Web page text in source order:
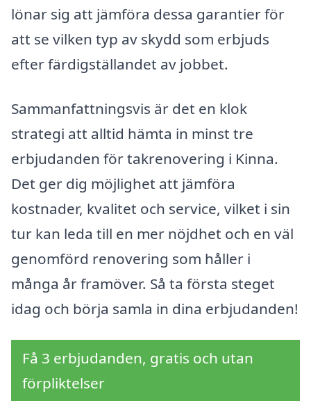
lönar sig att jämföra dessa garantier för
att se vilken typ av skydd som erbjuds
efter färdigställandet av jobbet.
Sammanfattningsvis är det en klok
strategi att alltid hämta in minst tre
erbjudanden för takrenovering i Kinna.
Det ger dig möjlighet att jämföra
kostnader, kvalitet och service, vilket i sin
tur kan leda till en mer nöjdhet och en väl
genomförd renovering som håller i
många år framöver. Så ta första steget
idag och börja samla in dina erbjudanden!
Få 3 erbjudanden, gratis och utan
förpliktelser